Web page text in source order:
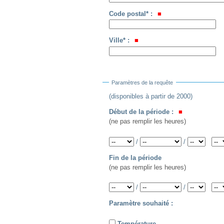
Code postal* :
Ville* :
Paramètres de la requête
(disponibles à partir de 2000)
Début de la période :
(ne pas remplir les heures)
Année /
Mois /
Jour
Heure
Minute
Fin de la période
(ne pas remplir les heures)
Année /
Mois /
Jour
Heure
Minute
Paramètre souhaité :